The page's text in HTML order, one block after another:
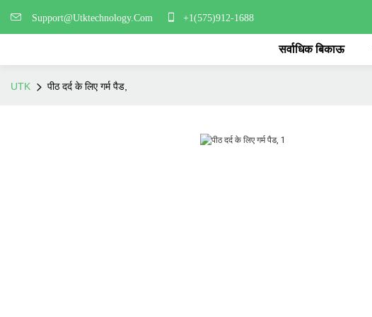
Support@Utktechnology.Com +1(575)912-1688
सर्वाधिक बिकाऊ
UTK पीठ दर्द के लिए गर्म पैड,